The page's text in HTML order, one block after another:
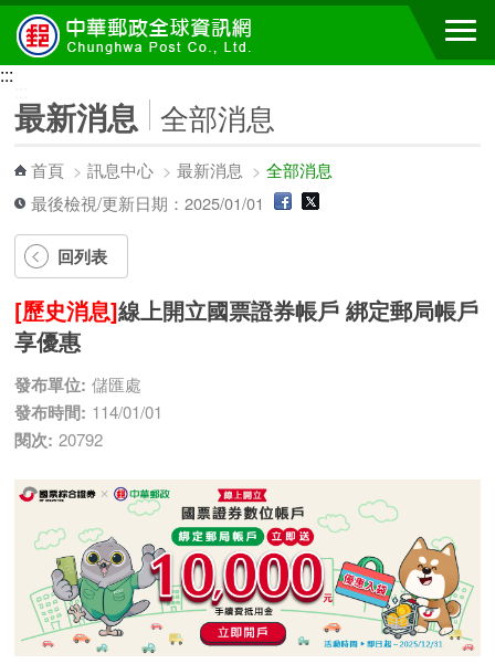
跳到主要內容區塊
:::
最新消息 全部消息
首頁 >訊息中心 >最新消息 >全部消息
最後檢視/更新日期：2025/01/01
回列表
[歷史消息]線上開立國票證券帳戶 綁定郵局帳戶
享優惠
發布單位: 儲匯處
發布時間: 114/01/01
閱次: 20792